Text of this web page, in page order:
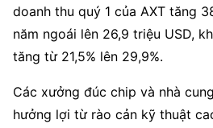
doanh thu quý 1 của AXT tăng
năm ngoái lên 26,9 triệu USD,
tăng từ 21,5% lên 29,9%.
Các xưởng đúc chip và nhà
hưởng lợi từ rào cản kỹ thuật